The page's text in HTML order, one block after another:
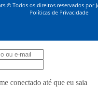
© Todos os direitos reservados por
Políticas de Privacidade
conectado até que eu saia